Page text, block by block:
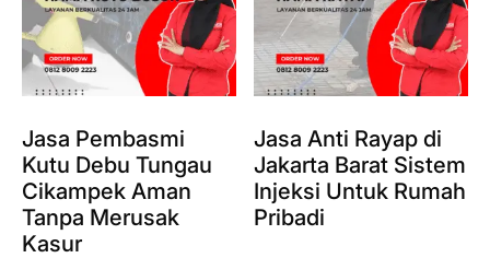
Jasa Pembasmi
Kutu Debu Tungau
Cikampek Aman
Tanpa Merusak
Kasur
Jasa Anti Rayap di
Jakarta Barat Sistem
Injeksi Untuk Rumah
Pribadi